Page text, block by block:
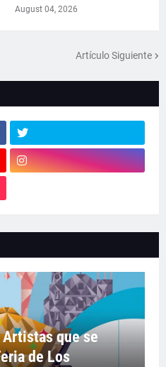
August 04, 2026
Artículo Siguiente
que se
de Los